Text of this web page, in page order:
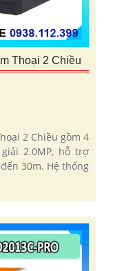
Thoại 2 Chiều
2 Chiều gồm 4
giải 2.0MP, hỗ trợ
30m. Hệ thống